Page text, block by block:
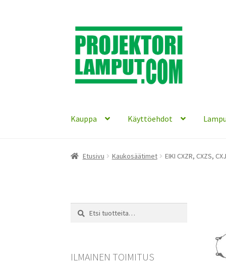
Siirry
navigointiin
Siirry
sisältöön
Kauppa Käyttöehdot
Etusivu Kaukosäätimet EIKI CXZR, CXZS,
Etsi:
Haku
ILMAINEN TOIMITUS